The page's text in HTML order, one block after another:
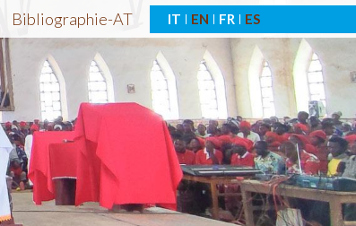
Bibliographie-AT IT EN FR ES